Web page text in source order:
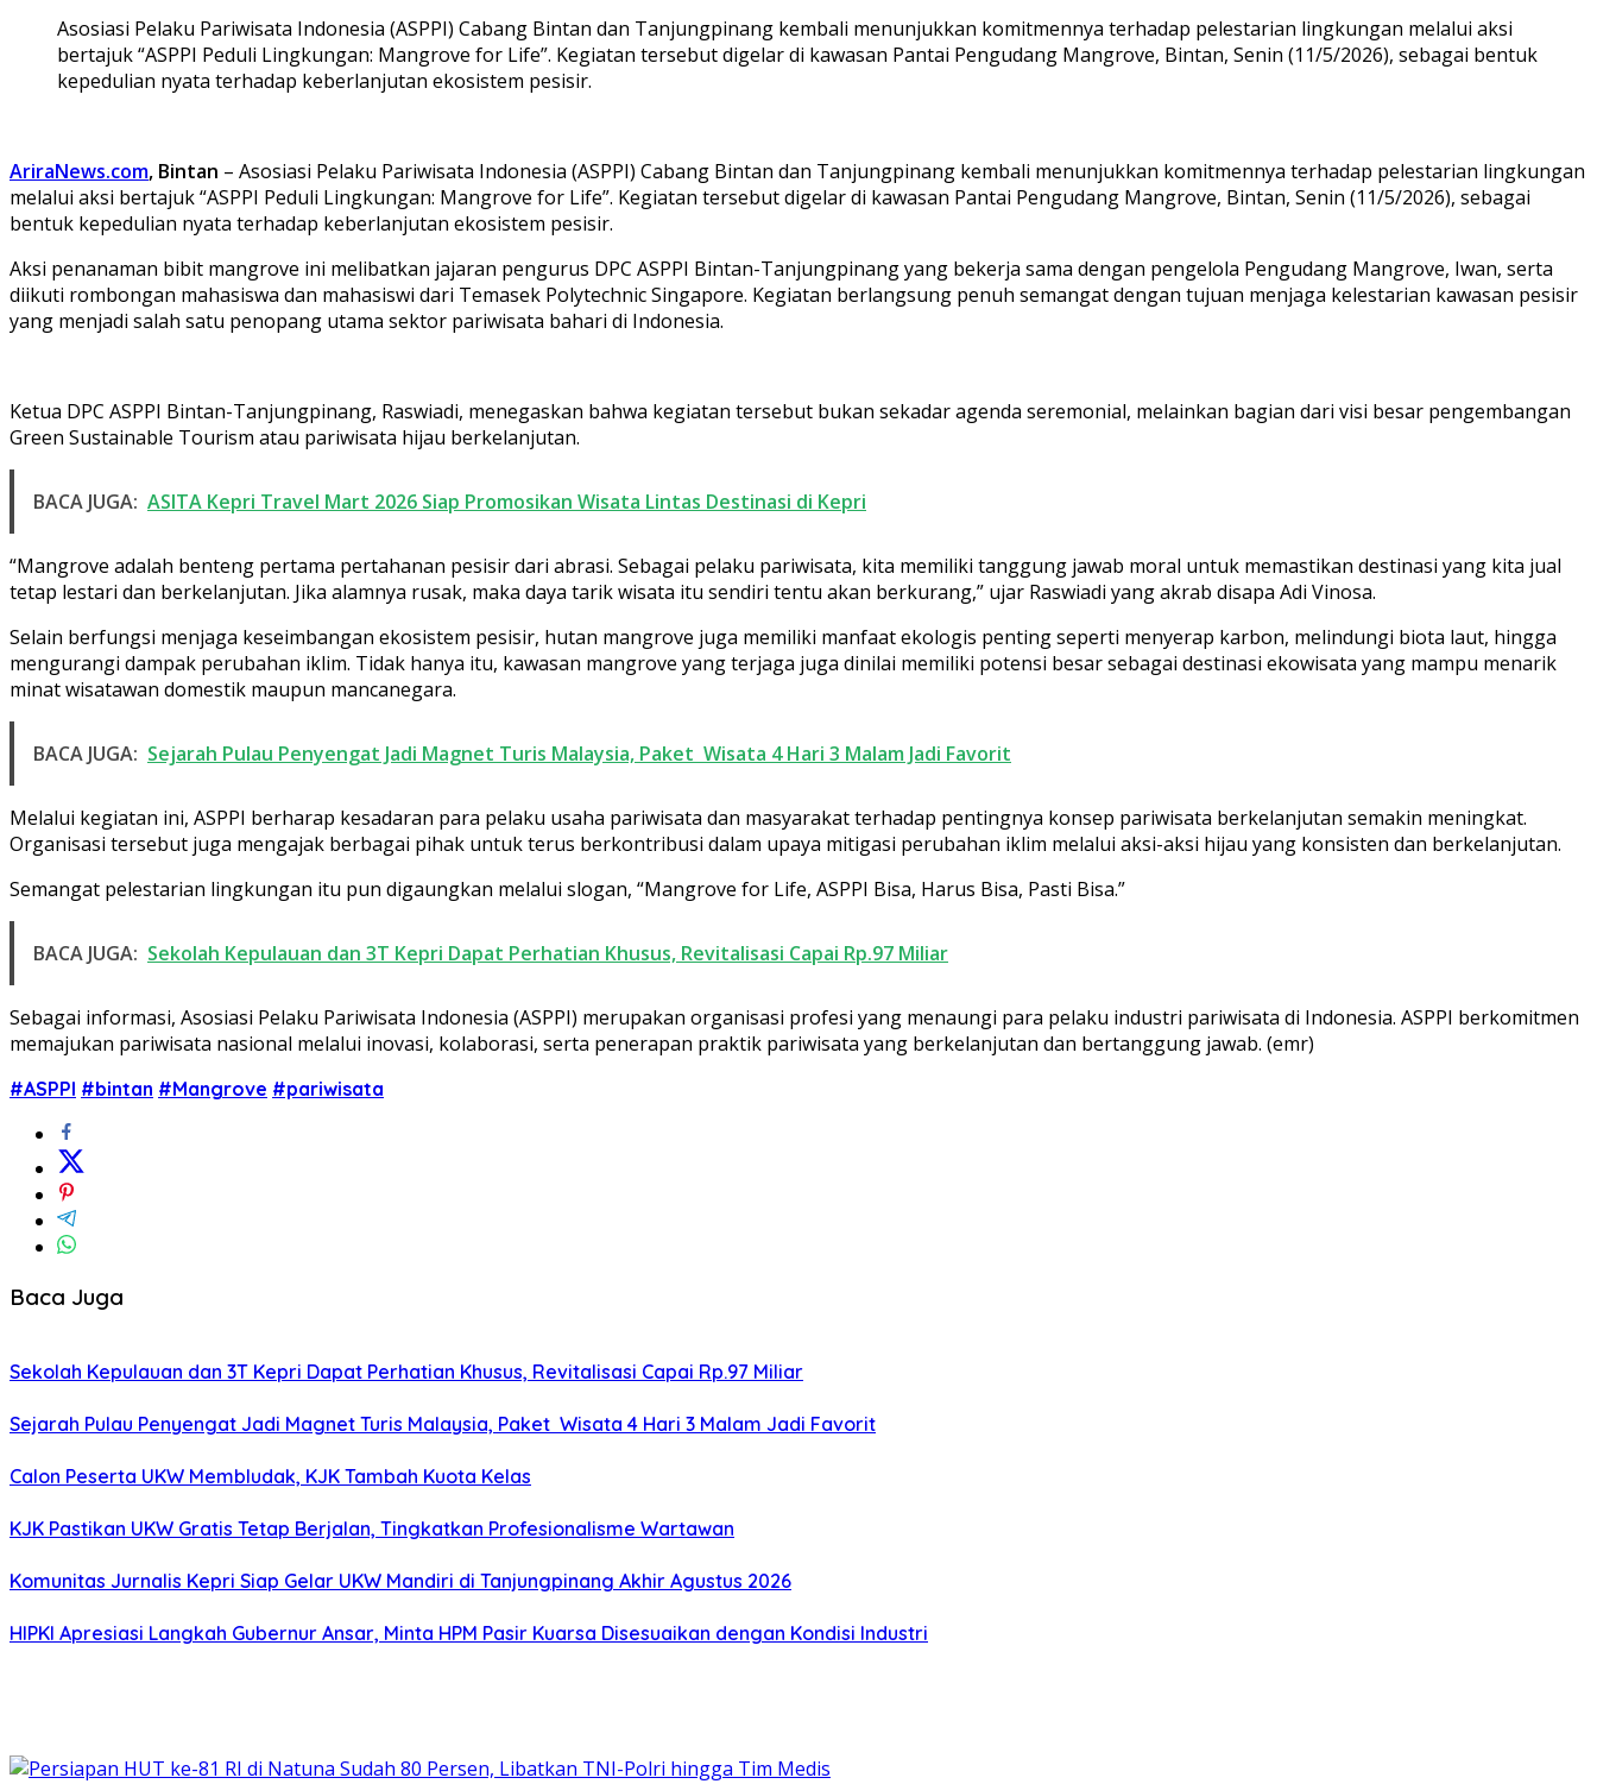
Asosiasi Pelaku Pariwisata Indonesia (ASPPI) Cabang Bintan dan Tanjungpinang kembali menunjukkan komitmennya terhadap pelestarian lingkungan melalui aksi
bertajuk “ASPPI Peduli Lingkungan: Mangrove for Life”. Kegiatan tersebut digelar di kawasan Pantai Pengudang Mangrove, Bintan, Senin (11/5/2026), sebagai bentuk
kepedulian nyata terhadap keberlanjutan ekosistem pesisir.
AriraNews.com, Bintan – Asosiasi Pelaku Pariwisata Indonesia (ASPPI) Cabang Bintan dan Tanjungpinang kembali menunjukkan komitmennya terhadap pelestarian lingkungan
melalui aksi bertajuk “ASPPI Peduli Lingkungan: Mangrove for Life”. Kegiatan tersebut digelar di kawasan Pantai Pengudang Mangrove, Bintan, Senin (11/5/2026), sebagai
bentuk kepedulian nyata terhadap keberlanjutan ekosistem pesisir.
Aksi penanaman bibit mangrove ini melibatkan jajaran pengurus DPC ASPPI Bintan-Tanjungpinang yang bekerja sama dengan pengelola Pengudang Mangrove, Iwan, serta
diikuti rombongan mahasiswa dan mahasiswi dari Temasek Polytechnic Singapore. Kegiatan berlangsung penuh semangat dengan tujuan menjaga kelestarian kawasan pesisir
yang menjadi salah satu penopang utama sektor pariwisata bahari di Indonesia.
Ketua DPC ASPPI Bintan-Tanjungpinang, Raswiadi, menegaskan bahwa kegiatan tersebut bukan sekadar agenda seremonial, melainkan bagian dari visi besar pengembangan
Green Sustainable Tourism atau pariwisata hijau berkelanjutan.
BACA JUGA: ASITA Kepri Travel Mart 2026 Siap Promosikan Wisata Lintas Destinasi di Kepri
“Mangrove adalah benteng pertama pertahanan pesisir dari abrasi. Sebagai pelaku pariwisata, kita memiliki tanggung jawab moral untuk memastikan destinasi yang kita jual
tetap lestari dan berkelanjutan. Jika alamnya rusak, maka daya tarik wisata itu sendiri tentu akan berkurang,” ujar Raswiadi yang akrab disapa Adi Vinosa.
Selain berfungsi menjaga keseimbangan ekosistem pesisir, hutan mangrove juga memiliki manfaat ekologis penting seperti menyerap karbon, melindungi biota laut, hingga
mengurangi dampak perubahan iklim. Tidak hanya itu, kawasan mangrove yang terjaga juga dinilai memiliki potensi besar sebagai destinasi ekowisata yang mampu menarik
minat wisatawan domestik maupun mancanegara.
BACA JUGA: Sejarah Pulau Penyengat Jadi Magnet Turis Malaysia, Paket Wisata 4 Hari 3 Malam Jadi Favorit
Melalui kegiatan ini, ASPPI berharap kesadaran para pelaku usaha pariwisata dan masyarakat terhadap pentingnya konsep pariwisata berkelanjutan semakin meningkat.
Organisasi tersebut juga mengajak berbagai pihak untuk terus berkontribusi dalam upaya mitigasi perubahan iklim melalui aksi-aksi hijau yang konsisten dan berkelanjutan.
Semangat pelestarian lingkungan itu pun digaungkan melalui slogan, “Mangrove for Life, ASPPI Bisa, Harus Bisa, Pasti Bisa.”
BACA JUGA: Sekolah Kepulauan dan 3T Kepri Dapat Perhatian Khusus, Revitalisasi Capai Rp.97 Miliar
Sebagai informasi, Asosiasi Pelaku Pariwisata Indonesia (ASPPI) merupakan organisasi profesi yang menaungi para pelaku industri pariwisata di Indonesia. ASPPI berkomitmen
memajukan pariwisata nasional melalui inovasi, kolaborasi, serta penerapan praktik pariwisata yang berkelanjutan dan bertanggung jawab. (emr)
#ASPPI #bintan #Mangrove #pariwisata
Baca Juga
Sekolah Kepulauan dan 3T Kepri Dapat Perhatian Khusus, Revitalisasi Capai Rp.97 Miliar
Sejarah Pulau Penyengat Jadi Magnet Turis Malaysia, Paket Wisata 4 Hari 3 Malam Jadi Favorit
Calon Peserta UKW Membludak, KJK Tambah Kuota Kelas
KJK Pastikan UKW Gratis Tetap Berjalan, Tingkatkan Profesionalisme Wartawan
Komunitas Jurnalis Kepri Siap Gelar UKW Mandiri di Tanjungpinang Akhir Agustus 2026
HIPKI Apresiasi Langkah Gubernur Ansar, Minta HPM Pasir Kuarsa Disesuaikan dengan Kondisi Industri